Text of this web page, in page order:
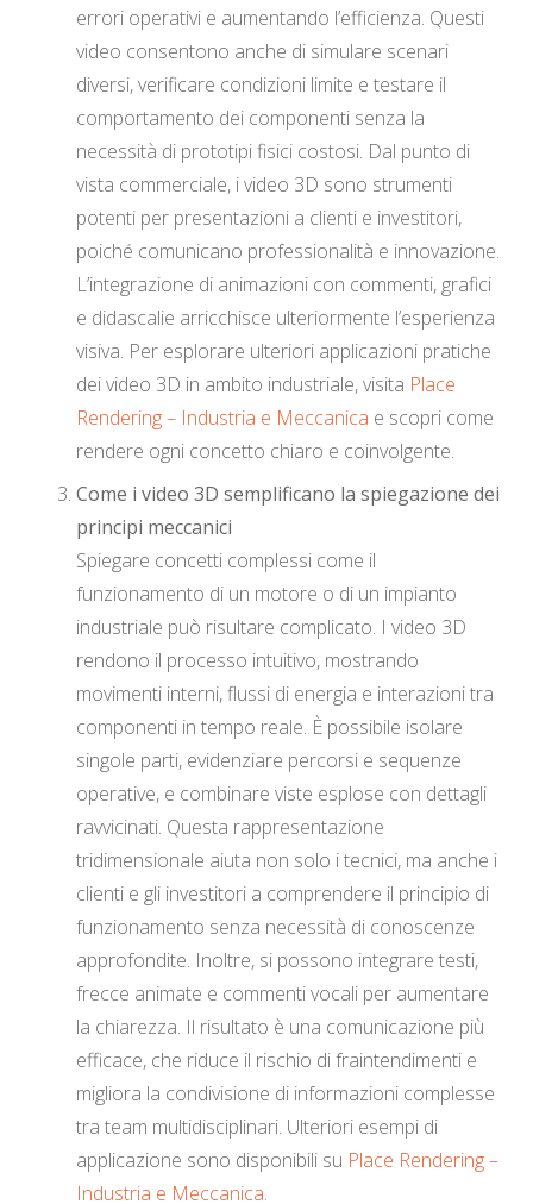
errori operativi e aumentando l’efficienza. Questi
video consentono anche di simulare scenari
diversi, verificare condizioni limite e testare il
comportamento dei componenti senza la
necessità di prototipi fisici costosi. Dal punto di
vista commerciale, i video 3D sono strumenti
potenti per presentazioni a clienti e investitori,
poiché comunicano professionalità e innovazione.
L’integrazione di animazioni con commenti, grafici
e didascalie arricchisce ulteriormente l’esperienza
visiva. Per esplorare ulteriori applicazioni pratiche
dei video 3D in ambito industriale, visita Place
Rendering – Industria e Meccanica e scopri come
rendere ogni concetto chiaro e coinvolgente.
Come i video 3D semplificano la spiegazione dei
principi meccanici
Spiegare concetti complessi come il
funzionamento di un motore o di un impianto
industriale può risultare complicato. I video 3D
rendono il processo intuitivo, mostrando
movimenti interni, flussi di energia e interazioni tra
componenti in tempo reale. È possibile isolare
singole parti, evidenziare percorsi e sequenze
operative, e combinare viste esplose con dettagli
ravvicinati. Questa rappresentazione
tridimensionale aiuta non solo i tecnici, ma anche i
clienti e gli investitori a comprendere il principio di
funzionamento senza necessità di conoscenze
approfondite. Inoltre, si possono integrare testi,
frecce animate e commenti vocali per aumentare
la chiarezza. Il risultato è una comunicazione più
efficace, che riduce il rischio di fraintendimenti e
migliora la condivisione di informazioni complesse
tra team multidisciplinari. Ulteriori esempi di
applicazione sono disponibili su Place Rendering –
Industria e Meccanica.